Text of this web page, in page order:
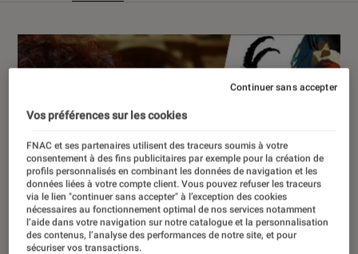
Vos préférences sur les cookies
FNAC et ses partenaires utilisent des traceurs soumis à votre
consentement à des fins publicitaires par exemple pour la création de
profils personnalisés en combinant les données de navigation et les
données liées à votre compte client. Vous pouvez refuser les traceurs
via le lien "continuer sans accepter" à l’exception des cookies
nécessaires au fonctionnement optimal de nos services notamment
l’aide dans votre navigation sur notre catalogue et la personnalisation
des contenus, l’analyse des performances de notre site, et pour
sécuriser vos transactions.
Continuer sans accepter